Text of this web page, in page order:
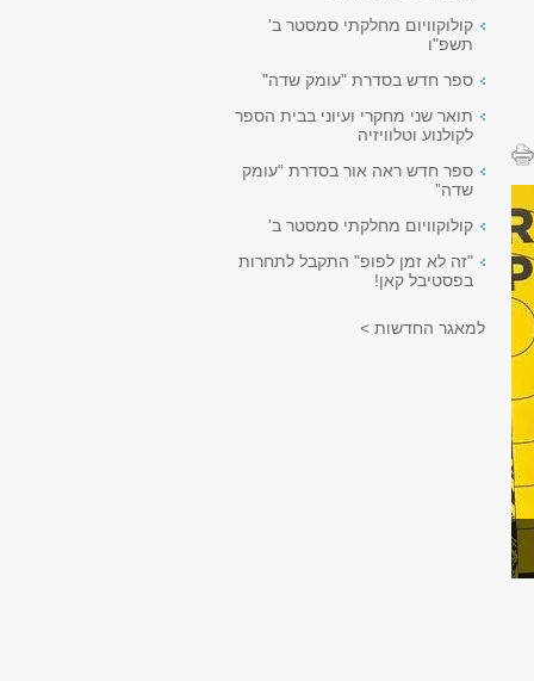
קולוקוויום מחלקתי סמסטר ב'
תשפ"ו
ספר חדש בסדרת "עומק שדה"
תואר שני מחקרי ועיוני בבית הספר
לקולנוע וטלוויזיה
ספר חדש ראה אור בסדרת “עומק
שדה”
קולוקוויום מחלקתי סמסטר ב'
"זה לא זמן לפופ" התקבל לתחרות
בפסטיבל קאן!
למאגר החדשות >